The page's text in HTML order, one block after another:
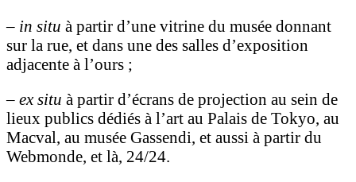
– in situ à partir d’une vitrine du musée donnant
sur la rue, et dans une des salles d’exposition
adjacente à l’ours ;
– ex situ à partir d’écrans de projection au sein de
lieux publics dédiés à l’art au Palais de Tokyo, au
Macval, au musée Gassendi, et aussi à partir du
Webmonde, et là, 24/24.